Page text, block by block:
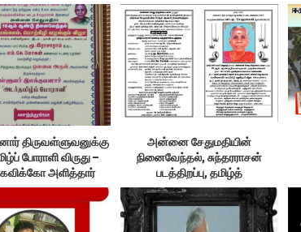
திருவள்ளுவனுக்கு
போராளி விருது –
அளித்தார்
அன்னை சேதுமதியின்
நினைவேந்தல், சுந்தரராசன்
படத்திறப்பு, தமிழ்த்
தொண்டறத்தாருக்குப் பாராட்டு